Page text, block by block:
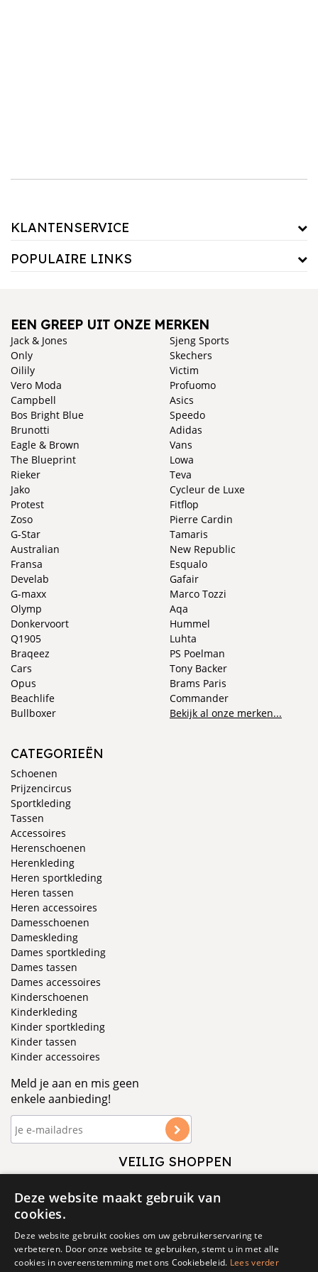
KLANTENSERVICE
POPULAIRE LINKS
EEN GREEP UIT ONZE MERKEN
Jack & Jones
Only
Oilily
Vero Moda
Campbell
Bos Bright Blue
Brunotti
Eagle & Brown
The Blueprint
Rieker
Jako
Protest
Zoso
Sjeng Sports
Skechers
Victim
Profuomo
Asics
Speedo
Adidas
Vans
Lowa
Teva
Cycleur de Luxe
Fitflop
Pierre Cardin
G-Star
Australian
Fransa
Develab
G-maxx
Olymp
Donkervoort
Q1905
Braqeez
Cars
Opus
Beachlife
Bullboxer
Tamaris
New Republic
Esqualo
Gafair
Marco Tozzi
Aqa
Hummel
Luhta
PS Poelman
Tony Backer
Brams Paris
Commander
Bekijk al onze merken...
CATEGORIEËN
Schoenen
Prijzencircus
Sportkleding
Tassen
Accessoires
Herenschoenen
Herenkleding
Heren sportkleding
Heren tassen
Heren accessoires
Damesschoenen
Dameskleding
Dames sportkleding
Dames tassen
Dames accessoires
Kinderschoenen
Kinderkleding
Kinder sportkleding
Kinder tassen
Kinder accessoires
Meld je aan en mis geen
enkele aanbieding!
VEILIG SHOPPEN
Deze website maakt gebruik van
cookies.
Deze website gebruikt cookies om uw gebruikerservaring te
verbeteren. Door onze website te gebruiken, stemt u in met alle
cookies in overeenstemming met ons Cookiebeleid. Lees verder